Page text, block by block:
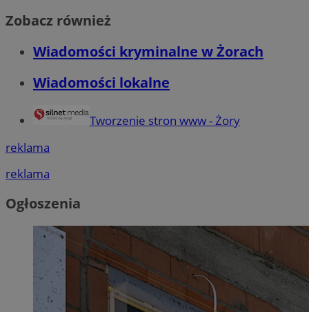
Zobacz również
Wiadomości kryminalne w Żorach
Wiadomości lokalne
Tworzenie stron www - Żory
reklama
reklama
Ogłoszenia